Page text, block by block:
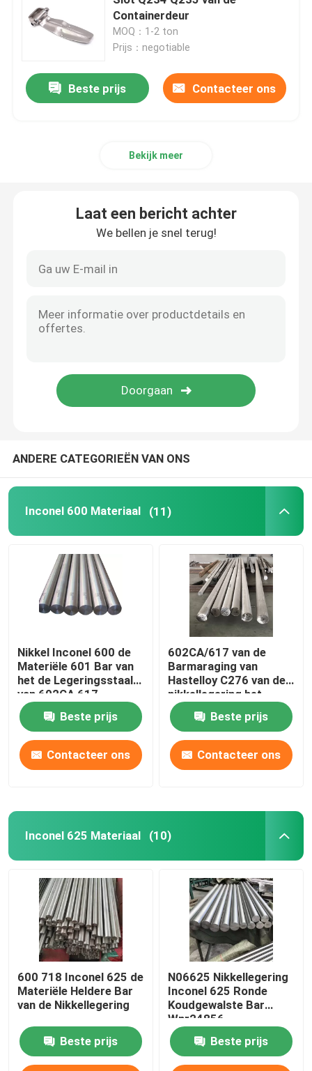
Incoloy 800 H
Incoloy 800HT
Monel-legering 400
T-handgreepvergrendeling
Zwaar uitgevoerde riemscharnier
De Deurklink van de vrachtwagenaanhangwagen
Containerdeur
MOQ：1-2 ton
Prijs：negotiable
Beste prijs Contacteer ons
Bekijk meer
Laat een bericht achter
We bellen je snel terug!
ANDERE CATEGORIEËN VAN ONS
Inconel 600 Materiaal (11)
Nikkel Inconel 600 de
Materiële 601 Bar van
het de Legeringsstaal
van 602CA 617
Etc.600 30 C276
Beste prijs
Contacteer ons
602CA/617 van de
Barmaraging van
Hastelloy C276 van de
nikkellegering het
Ronde Staal Materiële
Inconel 600/601
Beste prijs
Contacteer ons
Inconel 625 Materiaal (10)
600 718 Inconel 625 de
Materiële Heldere Bar
van de Nikkellegering
Beste prijs
N06625 Nikkellegering
Inconel 625 Ronde
Koudgewalste Bar
Wnr24856
Beste prijs